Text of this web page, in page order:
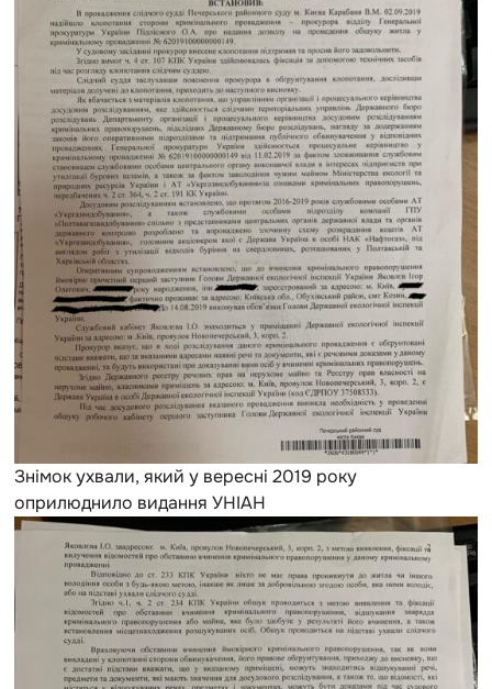
Знімок ухвали, який у вересні 2019 року
оприлюднило видання УНІАН